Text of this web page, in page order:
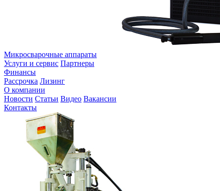
Микросварочные аппараты
Услуги и сервис Партнеры
Финансы
Рассрочка Лизинг
О компании
Новости Статьи Видео Вакансии
Контакты